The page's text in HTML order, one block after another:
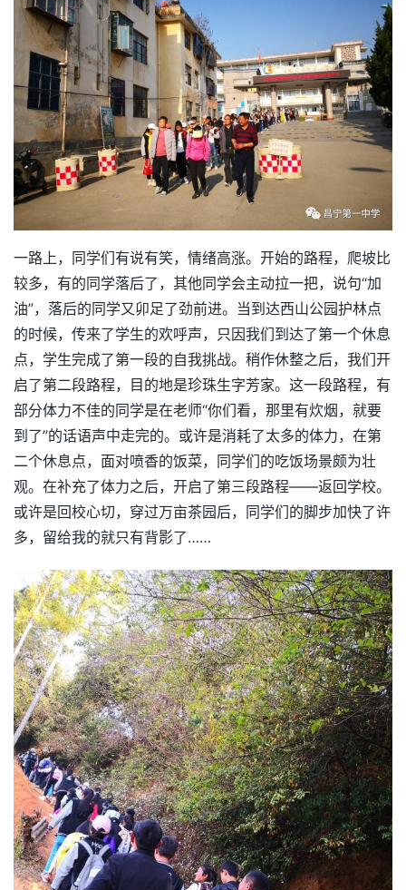
一路上，同学们有说有笑，情绪高涨。开始的路程，爬坡比
较多，有的同学落后了，其他同学会主动拉一把，说句“加
油”，落后的同学又卯足了劲前进。当到达西山公园护林点
的时候，传来了学生的欢呼声，只因我们到达了第一个休息
点，学生完成了第一段的自我挑战。稍作休整之后，我们开
启了第二段路程，目的地是珍珠生字芳家。这一段路程，有
部分体力不佳的同学是在老师“你们看，那里有炊烟，就要
到了”的话语声中走完的。或许是消耗了太多的体力，在第
二个休息点，面对喷香的饭菜，同学们的吃饭场景颇为壮
观。在补充了体力之后，开启了第三段路程——返回学校。
或许是回校心切，穿过万亩茶园后，同学们的脚步加快了许
多，留给我的就只有背影了……